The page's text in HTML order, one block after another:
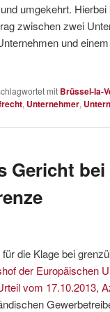
umgekehrt.
zwischen zwei
und
mit Brüssel-Ia-
, Unternehmer,
Gericht bei
die Klage bei
der Europäischen
vom 17.10.2013,